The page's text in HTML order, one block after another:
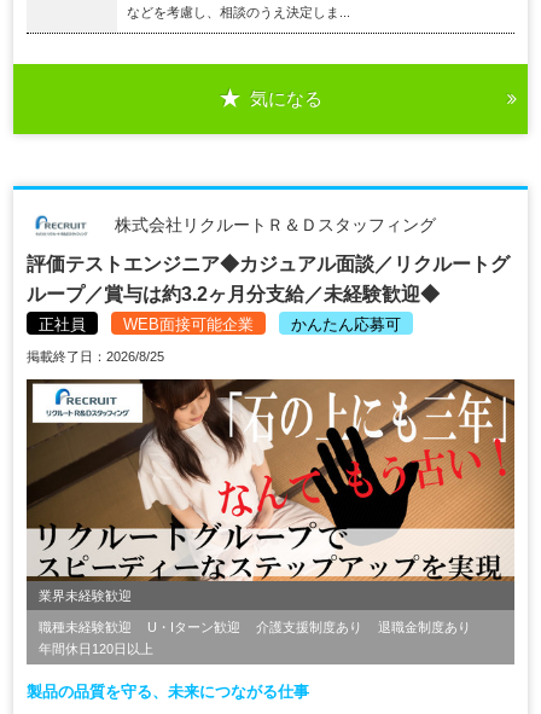
などを考慮し、相談のうえ決定しま...
気になる
株式会社リクルートＲ＆Ｄスタッフィング
評価テストエンジニア◆カジュアル面談／リクルートグ
ループ／賞与は約3.2ヶ月分支給／未経験歓迎◆
正社員 WEB面接可能企業 かんたん応募可
掲載終了日：2026/8/25
業界未経験歓迎
職種未経験歓迎 U・Iターン歓迎 介護支援制度あり
退職金制度あり
年間休日120日以上
製品の品質を守る、未来につながる仕事